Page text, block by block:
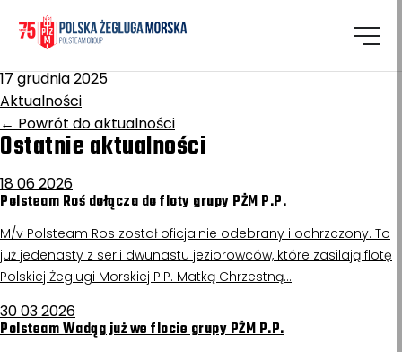
Homepage
Rybnik
17 grudnia 2025
Aktualności
← Powrót do aktualności
Ostatnie aktualności
18 06 2026
Polsteam Roś dołącza do floty grupy PŻM P.P.
M/v Polsteam Ros został oficjalnie odebrany i ochrzczony. To
już jedenasty z serii dwunastu jeziorowców, które zasilają flotę
Polskiej Żeglugi Morskiej P.P. Matką Chrzestną…
30 03 2026
Polsteam Wadąg już we flocie grupy PŻM P.P.